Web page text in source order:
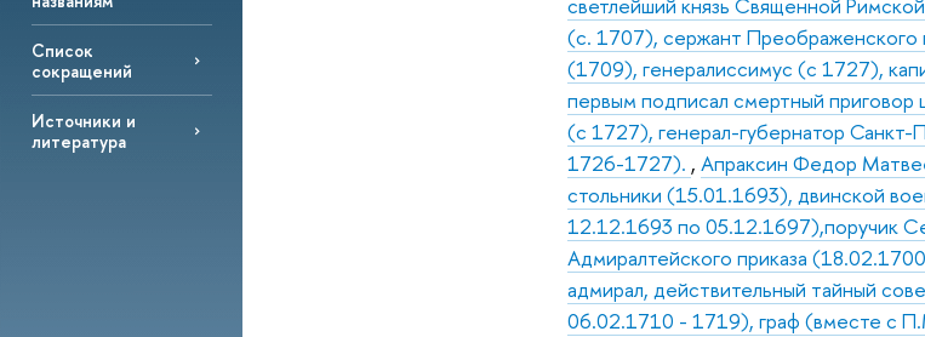
Список
сокращений
Источники и
литература
(с. 1707), сержант Преображенского
(1709), генералиссимус (с 1727),
первым подписал смертный
(с 1727), генерал-губернатор
1726-1727). ,Апраксин Федор
стольники (15.01.1693), двинской
12.12.1693 по 05.12.1697),поручик
Адмиралтейского приказа
адмирал, действительный тайный
06.02.1710 - 1719), граф (вместе с